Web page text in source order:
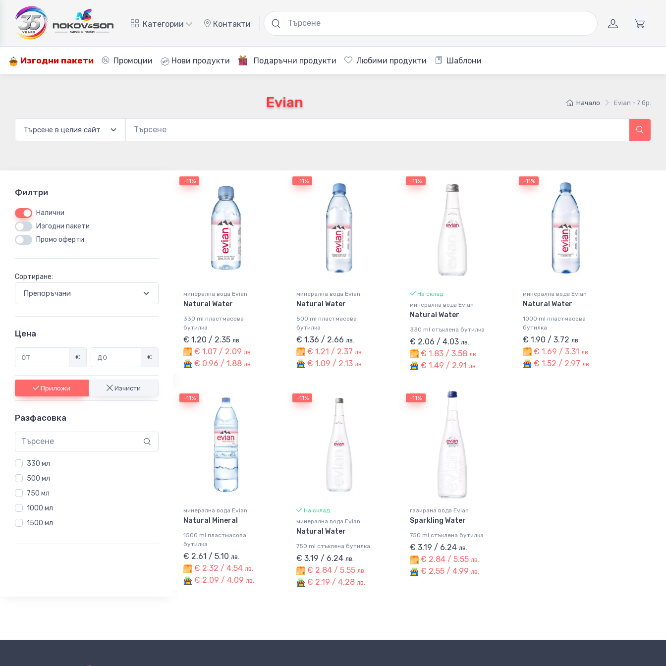
Категории Контакти
Изгодни пакети Промоции Нови продукти Подаръчни продукти Любими продукти Шаблони
Evian Начало Evian - 7 бр.
Филтри
Налични
Изгодни пакети
Промо оферти
Сортиране:
Цена
€ €
Приложи Изчисти
Разфасовка
330 мл
500 мл
750 мл
1000 мл
1500 мл
-11%
минерална вода Evian
Natural Water
330 ml пластмасова
бутилка
€ 1.20 / 2.35 лв.
€ 1.07 / 2.09 лв.
€ 0.96 / 1.88 лв.
-11%
минерална вода Evian
Natural Water
500 ml пластмасова
бутилка
€ 1.36 / 2.66 лв.
€ 1.21 / 2.37 лв.
€ 1.09 / 2.13 лв.
-11%
На склад
минерална вода Evian
Natural Water
330 ml стъклена бутилка
€ 2.06 / 4.03 лв.
€ 1.83 / 3.58 лв.
€ 1.49 / 2.91 лв.
-11%
минерална вода Evian
Natural Water
1000 ml пластмасова
бутилка
€ 1.90 / 3.72 лв.
€ 1.69 / 3.31 лв.
€ 1.52 / 2.97 лв.
-11%
минерална вода Evian
Natural Mineral
1500 ml пластмасова
бутилка
€ 2.61 / 5.10 лв.
€ 2.32 / 4.54 лв.
€ 2.09 / 4.09 лв.
-11%
На склад
минерална вода Evian
Natural Water
750 ml стъклена бутилка
€ 3.19 / 6.24лв.
€ 2.84 / 5.55лв.
€ 2.19 / 4.28лв.
-11%
газирана вода Evian
Sparkling Water
750 ml стъклена бутилка
€ 3.19 / 6.24 лв.
€ 2.84 / 5.55 лв.
€ 2.55 / 4.99 лв.